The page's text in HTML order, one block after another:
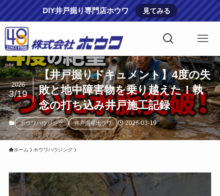
DIY井戸掘り専門店ホウワ 見てみる
【井戸掘りドキュメント】4度の失
敗と地中障害物を乗り越えた！執
念の打ち込み井戸施工記録
2026
3/19
ホウワハウジング 井戸掘りホウワ 2026-03-19
ホーム ホウワハウジング